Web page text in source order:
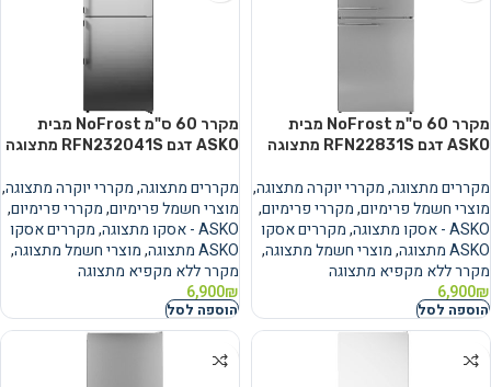
מקרר 60 ס"מ NoFrost מבית
ASKO דגם RFN22831S מתצוגה
מקררים מתצוגה,מקררי יוקרה מתצוגה,
מוצרי חשמל פרימיום,מקררי פרימיום,
ASKO - אסקו מתצוגה
,מקררים אסקו
ASKO מתצוגה
,מוצרי חשמל מתצוגה,
מקרר ללא מקפיא מתצוגה
6,900₪
הוספה לסל
מקרר 60 ס"מ NoFrost מבית
ASKO דגם RFN232041S מתצוגה
מקררים מתצוגה,מקררי יוקרה מתצוגה,
מוצרי חשמל פרימיום,מקררי פרימיום,
ASKO - אסקו מתצוגה
,מקררים אסקו
ASKO מתצוגה
,מוצרי חשמל מתצוגה,
מקרר ללא מקפיא מתצוגה
6,900₪
הוספה לסל